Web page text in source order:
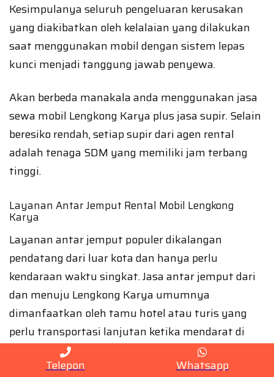
Kesimpulanya seluruh pengeluaran kerusakan
yang diakibatkan oleh kelalaian yang dilakukan
saat menggunakan mobil dengan sistem lepas
kunci menjadi tanggung jawab penyewa.
Akan berbeda manakala anda menggunakan jasa
sewa mobil Lengkong Karya plus jasa supir. Selain
beresiko rendah, setiap supir dari agen rental
adalah tenaga SDM yang memiliki jam terbang
tinggi.
Layanan Antar Jemput Rental Mobil Lengkong
Karya
Layanan antar jemput populer dikalangan
pendatang dari luar kota dan hanya perlu
kendaraan waktu singkat. Jasa antar jemput dari
dan menuju Lengkong Karya umumnya
dimanfaatkan oleh tamu hotel atau turis yang
perlu transportasi lanjutan ketika mendarat di
Telepon
Whatsapp